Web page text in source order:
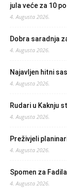
jula veće za 10
4. Augusta 2026.
Dobra saradnja
4. Augusta 2026.
Najavljen hitni
4. Augusta 2026.
Rudari u Kaknju
4. Augusta 2026.
Preživjeli
4. Augusta 2026.
Spomen za
4. Augusta 2026.